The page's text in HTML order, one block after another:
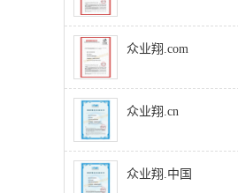
众业翔.com
众业翔.cn
众业翔.中国